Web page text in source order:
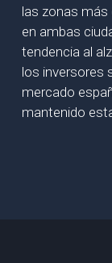
las zonas más
en ambas
tendencia al
los inversores
mercado
mantenido